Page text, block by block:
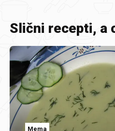
Slični recepti, a
Mema